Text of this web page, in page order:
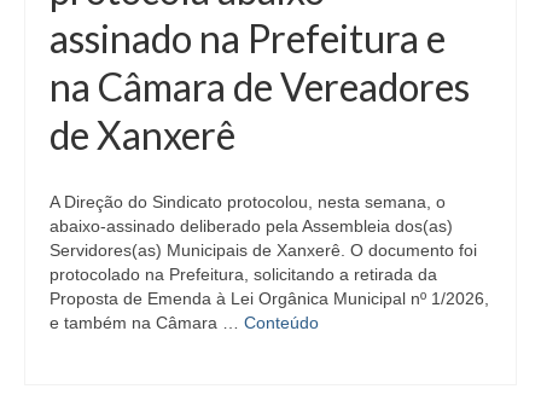
assinado na Prefeitura e
na Câmara de Vereadores
de Xanxerê
A Direção do Sindicato protocolou, nesta semana, o
abaixo-assinado deliberado pela Assembleia dos(as)
Servidores(as) Municipais de Xanxerê. O documento foi
protocolado na Prefeitura, solicitando a retirada da
Proposta de Emenda à Lei Orgânica Municipal nº 1/2026,
e também na Câmara … Conteúdo